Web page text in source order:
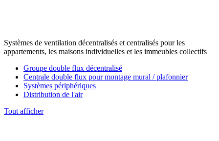
Systèmes de ventilation décentralisés et centralisés pour les
appartements, les maisons individuelles et les immeubles collectifs
Groupe double flux décentralisé
Centrale double flux pour montage mural / plafonnier
Systèmes périphériques
Distribution de l'air
Tout afficher